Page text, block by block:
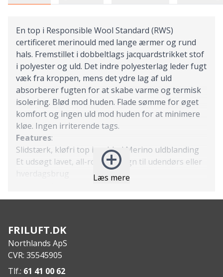
Læs mere
En top i Responsible Wool Standard (RWS)
certificeret merinould med lange ærmer og rund
hals. Fremstillet i dobbeltlags jacquardstrikket stof
i polyester og uld. Det indre polyesterlag leder fugt
væk fra kroppen, mens det ydre lag af uld
absorberer fugten for at skabe varme og termisk
isolering. Blød mod huden. Flade sømme for øget
komfort og ingen uld mod huden for at minimere
kløe. Ingen irriterende tags.
Features:
Slidstærk, kløfri top i en blød Merino uldblanding
Et udsøgt lavet, all-round design til udendørs eller
hverdagsbrug
Responsible Wool Standard (RWS) certificeret
Materiale: Yderlag: 80% Uld – Merino, 20%
Polyamid, Indvendig: 100% Polyester
FRILUFT.DK
Northlands ApS
CVR: 35545905
Tlf.: 61 41 00 62